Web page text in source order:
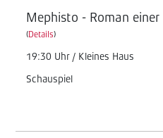
Mephisto - Roman
(Details)
19:30 Uhr / Kleines Haus
Schauspiel